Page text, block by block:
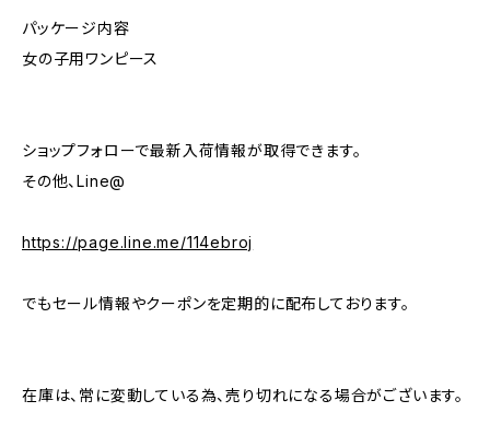
パッケージ内容
女の子用ワンピース
ショップフォローで最新入荷情報が取得できます。
その他、Line@
https://page.line.me/114ebroj
でもセール情報やクーポンを定期的に配布しております。
在庫は、常に変動している為、売り切れになる場合がございます。